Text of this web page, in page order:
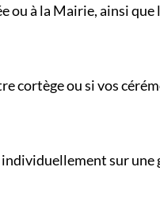
ou à la Mairie, ainsi
cortègeou si vos
sur une